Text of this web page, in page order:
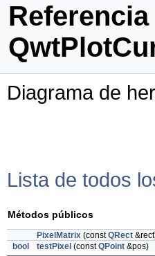
Diagrama de
Lista de todos
Métodos públicos
PixelMatrix (constQRect
bool
testPixel (constQPoint &pos)